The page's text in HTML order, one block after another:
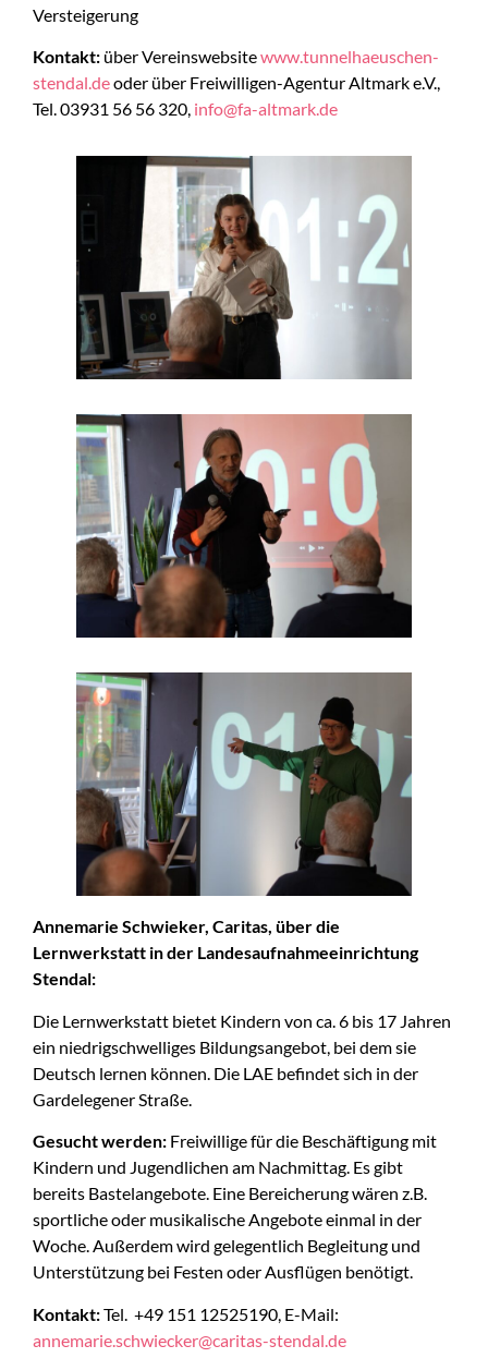
Versteigerung
Kontakt: über Vereinswebsitewww.tunnelhaeuschen-
stendal.deoder über Freiwilligen-Agentur Altmark e.V.,
Tel. 03931 56 56 320, info@fa-altmark.de
Annemarie Schwieker, Caritas, über die
Lernwerkstatt in der Landesaufnahmeeinrichtung
Stendal:
Die Lernwerkstatt bietet Kindern von ca. 6 bis 17 Jahren
ein niedrigschwelliges Bildungsangebot, bei dem sie
Deutsch lernen können. Die LAE befindet sich in der
Gardelegener Straße.
Gesucht werden: Freiwillige für die Beschäftigung mit
Kindern und Jugendlichen am Nachmittag. Es gibt
bereits Bastelangebote. Eine Bereicherung wären z.B.
sportliche oder musikalische Angebote einmal in der
Woche. Außerdem wird gelegentlich Begleitung und
Unterstützung bei Festen oder Ausflügen benötigt.
Kontakt:Tel. +49 151 12525190, E-Mail:
annemarie.schwiecker@caritas-stendal.de